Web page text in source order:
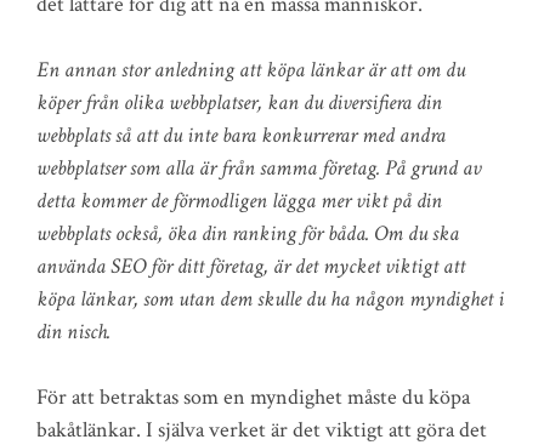
En annan stor anledning att köpa länkar är att om du
köper från olika webbplatser, kan du diversifiera din
webbplats så att du inte bara konkurrerar med andra
webbplatser som alla är från samma företag. På grund av
detta kommer de förmodligen lägga mer vikt på din
webbplats också, öka din ranking för båda. Om du ska
använda SEO för ditt företag, är det mycket viktigt att
köpa länkar, som utan dem skulle du ha någon myndighet i
din nisch.
För att betraktas som en myndighet måste du köpa
bakåtlänkar. I själva verket är det viktigt att göra det